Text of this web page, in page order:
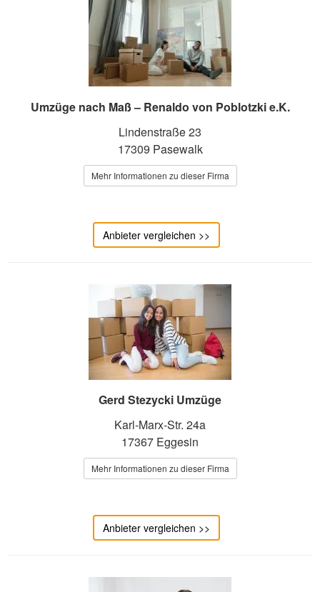
Umzüge nach Maß – Renaldo von Poblotzki e.K.
Lindenstraße 23
17309 Pasewalk
Mehr Informationen zu dieser Firma
Anbieter vergleichen >>
Gerd Stezycki Umzüge
Karl-Marx-Str. 24a
17367 Eggesin
Mehr Informationen zu dieser Firma
Anbieter vergleichen >>